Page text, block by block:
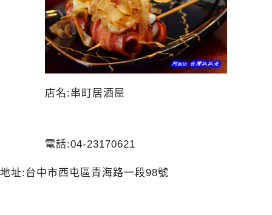
店名:串町居酒屋
電話:04-23170621
地址:台中市西屯區青海路一段98號